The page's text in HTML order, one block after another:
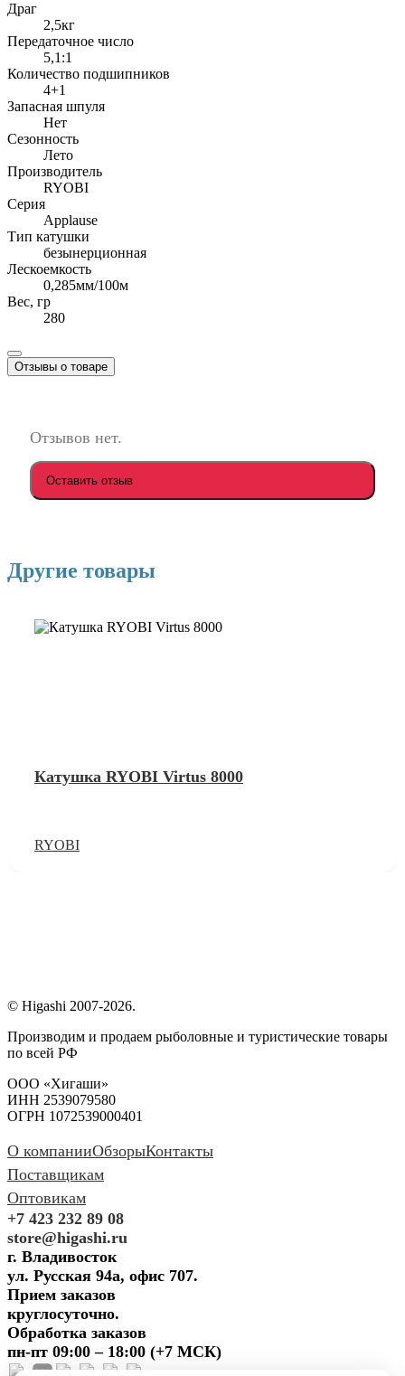
Драг
2,5кг
Передаточное число
5,1:1
Количество подшипников
4+1
Запасная шпуля
Нет
Сезонность
Лето
Производитель
RYOBI
Серия
Applause
Тип катушки
безынерционная
Лескоемкость
0,285мм/100м
Вес, гр
280
Отзывы о товаре
Отзывов нет.
Оставить отзыв
Другие товары
Катушка RYOBI Virtus 8000
RYOBI
© Higashi 2007-2026.
Производим и продаем рыболовные и туристические товары
по всей РФ
ООО «Хигаши»
ИНН 2539079580
ОГРН 1072539000401
О компанииОбзорыКонтакты
Поставщикам
Оптовикам
+7 423 232 89 08
store@higashi.ru
г. Владивосток
ул. Русская 94а, офис 707.
Прием заказов
круглосуточно.
Обработка заказов
пн-пт 09:00 – 18:00 (+7 МСК)